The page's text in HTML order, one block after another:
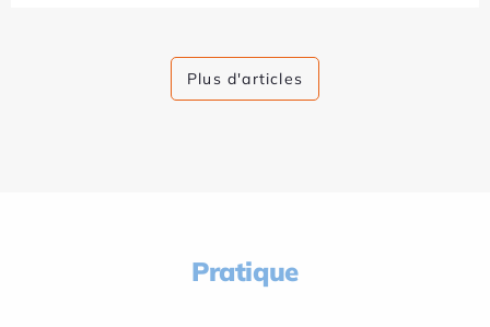
Plus d'articles
Pratique